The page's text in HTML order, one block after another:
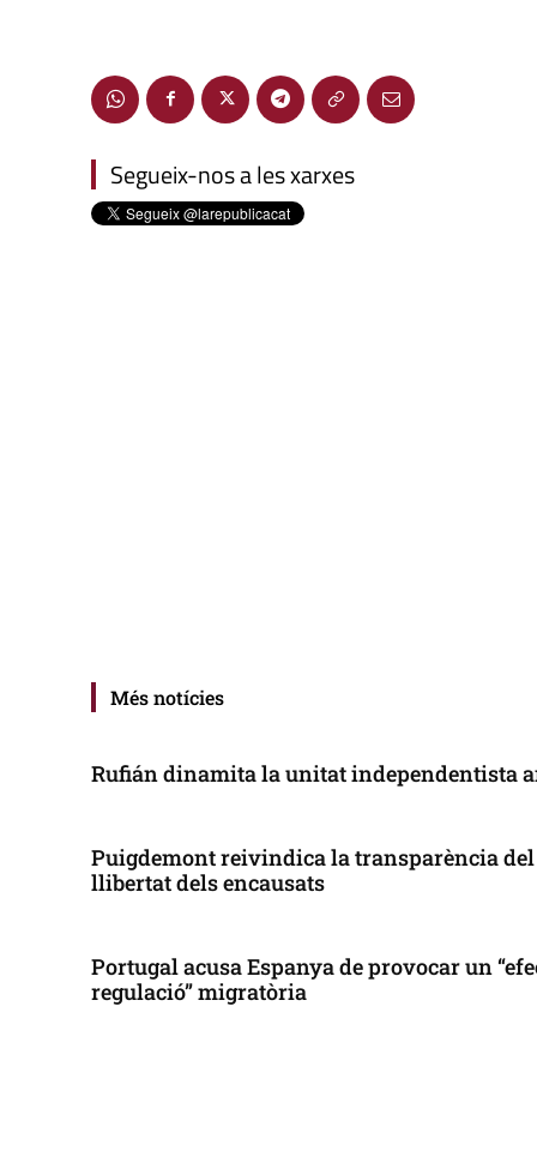
Segueix-nos a les xarxes
Més notícies
Rufián dinamita la unitat independentista
Puigdemont reivindica la transparència
llibertat dels encausats
Portugal acusa Espanya de provocar un
regulació” migratòria